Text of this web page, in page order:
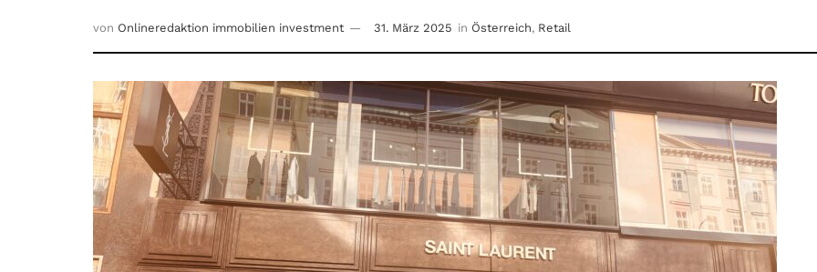
von Onlineredaktion immobilien investment 31. März 2025 in Österreich, Retail